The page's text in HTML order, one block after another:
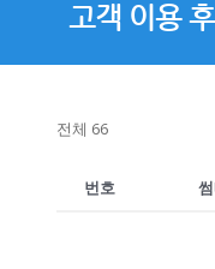
고객 이용 후
전체 66
번호